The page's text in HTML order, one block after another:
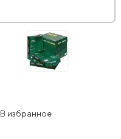
В избранное